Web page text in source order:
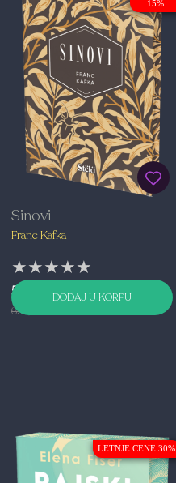
15%
Sinovi
Franc Kafka
★★★★★
★★★★★
★★★★★
594,00 RSD
699,00 RSD
DODAJ U KORPU
LETNJE CENE 30%